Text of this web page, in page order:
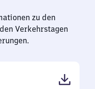
zu den
Verkehrstagen